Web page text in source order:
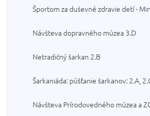
Športom za duševné zdravie detí -
Návšteva dopravného múzea 3.D
Netradičný šarkan 2.B
Šarkaniáda: púšťanie šarkanov: 2.A,
Návšteva Prírodovedného múzea a